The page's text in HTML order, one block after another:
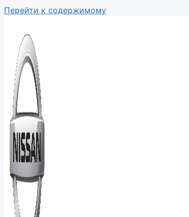
Перейти к содержимому